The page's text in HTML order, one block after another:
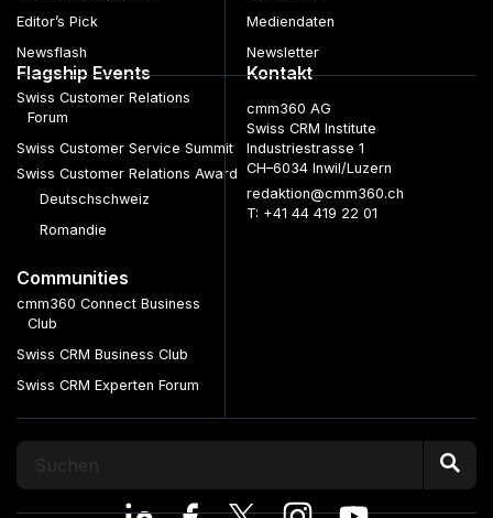
Editor’s Pick
Newsflash
Mediendaten
Newsletter
Flagship Events
Swiss Customer Relations
Forum
Swiss Customer Service Summit
Swiss Customer Relations Award
Deutschschweiz
Romandie
Communities
cmm360 Connect Business
Club
Swiss CRM Business Club
Swiss CRM Experten Forum
Kontakt
cmm360 AG
Swiss CRM Institute
Industriestrasse 1
CH–6034 Inwil/Luzern
redaktion@cmm360.ch
T: +41 44 419 22 01